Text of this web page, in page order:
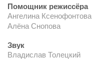
Помощник режиссёра
Ангелина Ксенофонтова
Алёна Снопова
Звук
Владислав Толецкий